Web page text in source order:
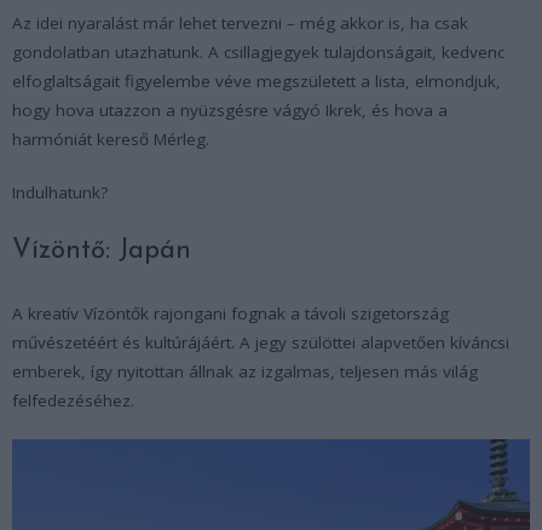
Az idei nyaralást már lehet tervezni – még akkor is, ha csak
gondolatban utazhatunk. A csillagjegyek tulajdonságait, kedvenc
elfoglaltságait figyelembe véve megszületett a lista, elmondjuk,
hogy hova utazzon a nyüzsgésre vágyó Ikrek, és hova a
harmóniát kereső Mérleg.
Indulhatunk?
Vízöntő: Japán
A kreatív Vízöntők rajongani fognak a távoli szigetország
művészetéért és kultúrájáért. A jegy szülöttei alapvetően kíváncsi
emberek, így nyitottan állnak az izgalmas, teljesen más világ
felfedezéséhez.